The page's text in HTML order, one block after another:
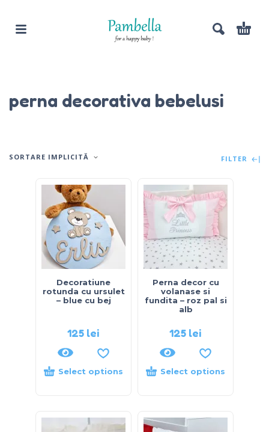
perna decorativa bebelusi
SORTARE IMPLICITĂ FILTER
Decoratiune
rotunda cu ursulet
– blue cu bej
125 lei
Select options
Perna decor cu
volanase si
fundita – roz pal si
alb
125 lei
Select options